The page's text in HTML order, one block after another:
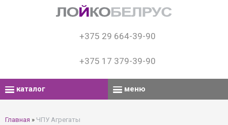
+375 29 664-39-90
+375 17 379-39-90
каталог меню
Главная » ЧПУ Агрегаты